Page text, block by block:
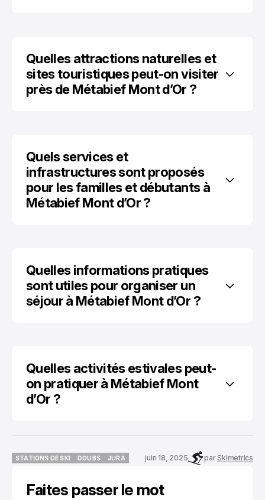
Quelles attractions naturelles et
sites touristiques peut-on visiter
près de Métabief Mont d’Or ?
Quels services et
infrastructures sont proposés
pour les familles et débutants à
Métabief Mont d’Or ?
Quelles informations pratiques
sont utiles pour organiser un
séjour à Métabief Mont d’Or ?
Quelles activités estivales peut-
on pratiquer à Métabief Mont
d’Or ?
STATIONS DE SKI
DOUBS
JURA
juin 18, 2025 parSkimetrics
Faites passer le mot